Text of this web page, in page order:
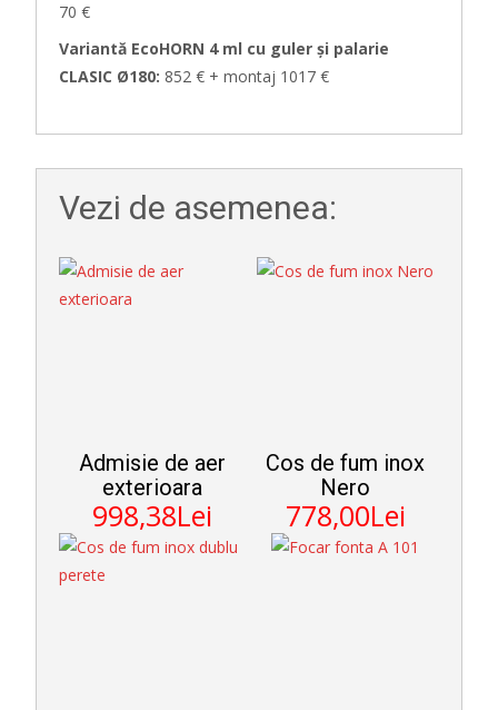
70 €
Variantă EcoHORN 4 ml cu guler și palarie
CLASIC Ø180: 852 € + montaj 1017 €
Vezi de asemenea:
Admisie de aer
exterioara
998,38Lei
Cos de fum inox
Nero
778,00Lei